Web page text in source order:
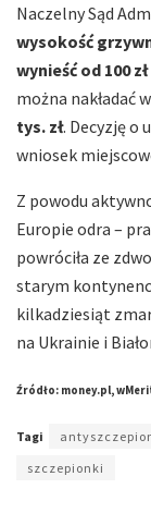
Naczelny Sąd
wysokość
wynieść od 100
można nakładać
tys. zł. Decyzję o
wniosek
Z powodu
Europie odra –
powróciła ze
starym
kilkadziesiąt
na Ukrainie i
Źródło: money.pl,
Tagi
szczepionki